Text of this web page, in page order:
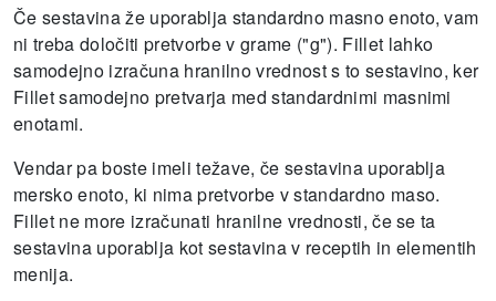
Če sestavina že uporablja standardno masno enoto, vam
ni treba določiti pretvorbe v grame ("g"). Fillet lahko
samodejno izračuna hranilno vrednost s to sestavino, ker
Fillet samodejno pretvarja med standardnimi masnimi
enotami.
Vendar pa boste imeli težave, če sestavina uporablja
mersko enoto, ki nima pretvorbe v standardno maso.
Fillet ne more izračunati hranilne vrednosti, če se ta
sestavina uporablja kot sestavina v receptih in elementih
menija.